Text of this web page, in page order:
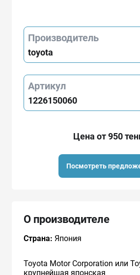
Производитель
toyota
Артикул
1226150060
Цена от 950
Посмотреть
О производителе
Страна: Япония
Toyota Motor Corporation или
крупнейшая японская